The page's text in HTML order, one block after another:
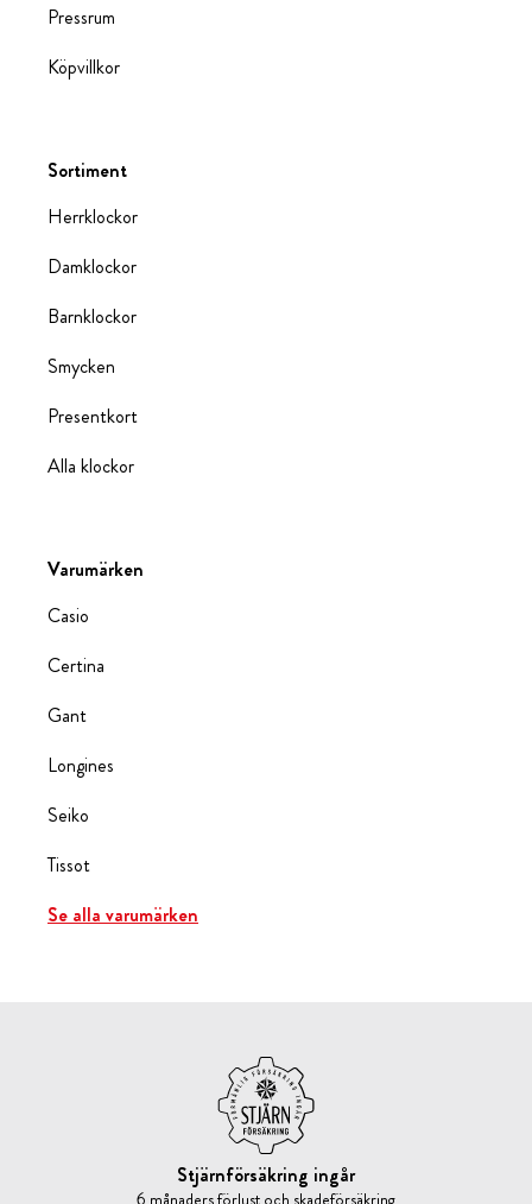
Pressrum
Köpvillkor
Sortiment
Herrklockor
Damklockor
Barnklockor
Smycken
Presentkort
Alla klockor
Varumärken
Casio
Certina
Gant
Longines
Seiko
Tissot
Se alla varumärken
Stjärnförsäkring ingår